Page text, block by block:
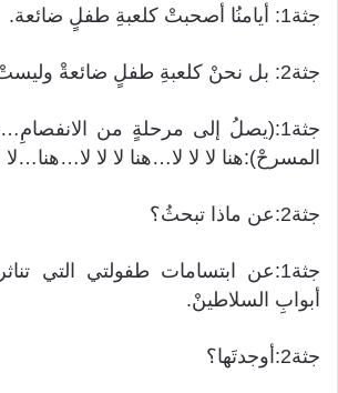
جثة1: أيامنُا أصحبتْ كلعبةِ طفلٍ ضائعة.
جثة2: بل نحنْ كلعبةِ طفلٍ ضائعةْ وليستْ أيامنا.
جثة1:(يصلُ إلى مرحلةٍ من
المسرحْ):هنا لا لا لا…هنا لا لا لا…هنا…لا
جثة2:عن ماذا تبحثُ؟
جثة1:عن ابتسامات طفولتي التي
أبوابِ السلاطينْ.
جثة2:أوجدتَها؟